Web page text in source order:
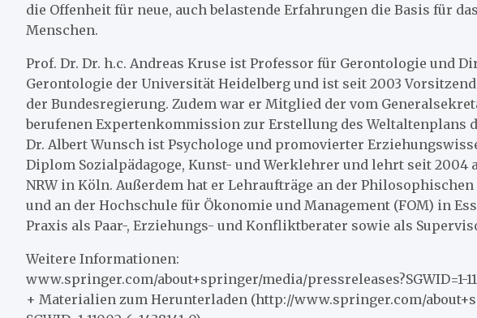
die Offenheit für neue, auch belastende Erfahrungen die Basis für
Menschen.
Prof. Dr. Dr. h.c. Andreas Kruse ist Professor für Gerontologie und
Gerontologie der Universität Heidelberg und ist seit 2003
der Bundesregierung. Zudem war er Mitglied der vom
berufenen Expertenkommission zur Erstellung des Weltaltenplans
Dr. Albert Wunsch ist Psychologe und promovierter
Diplom Sozialpädagoge, Kunst- und Werklehrer und lehrt seit 2004
NRW in Köln. Außerdem hat er Lehraufträge an der
und an der Hochschule für Ökonomie und Management (FOM) in
Praxis als Paar-, Erziehungs- und Konfliktberater sowie als
Weitere Informationen:
www.springer.com/about+springer/media/pressreleases?SGWID=1-
+ Materialien zum Herunterladen (http://www.springer.com/